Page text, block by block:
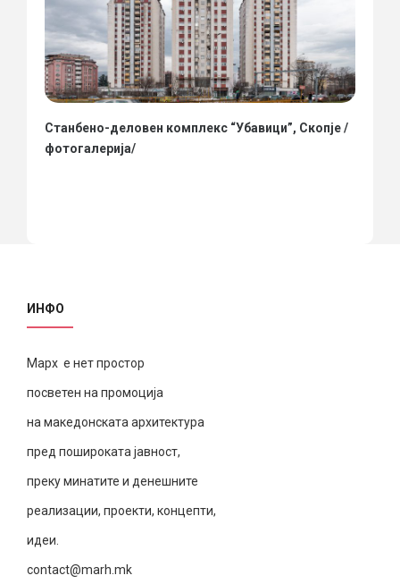
Станбено-деловен комплекс “Убавици”, Скопје /
фотогалерија/
ИНФО
Марх е нет простор
посветен на промоција
на македонската архитектура
пред пошироката јавност,
преку минатите и денешните
реализации, проекти, концепти,
идеи.
contact@marh.mk